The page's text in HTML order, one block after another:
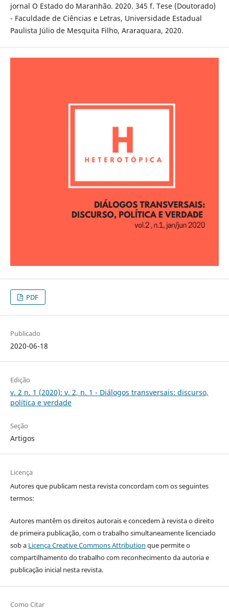
jornal O Estado do Maranhão. 2020. 345 f. Tese (Doutorado)
- Faculdade de Ciências e Letras, Universidade Estadual
Paulista Júlio de Mesquita Filho, Araraquara, 2020.
PDF
Publicado
2020-06-18
Edição
v. 2 n. 1 (2020): v. 2, n. 1 - Diálogos transversais: discurso,
política e verdade
Seção
Artigos
Licença
Autores que publicam nesta revista concordam com os seguintes
termos:
Autores mantêm os direitos autorais e concedem à revista o direito
de primeira publicação, com o trabalho simultaneamente licenciado
sob a Licença Creative Commons Attribution que permite o
compartilhamento do trabalho com reconhecimento da autoria e
publicação inicial nesta revista.
Como Citar